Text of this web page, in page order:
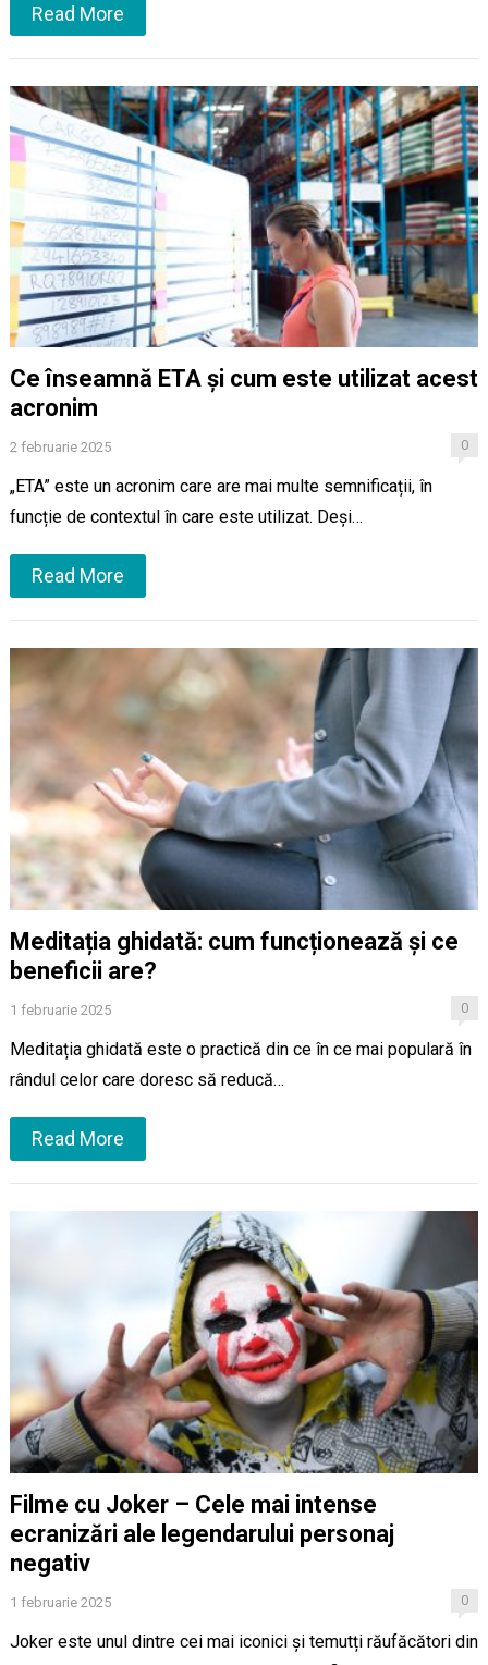
Read More
Ce înseamnă ETA și cum este utilizat acest
acronim
2 februarie 2025 0
„ETA” este un acronim care are mai multe semnificații, în
funcție de contextul în care este utilizat. Deși…
Read More
Meditația ghidată: cum funcționează și ce
beneficii are?
1 februarie 2025 0
Meditația ghidată este o practică din ce în ce mai populară în
rândul celor care doresc să reducă…
Read More
Filme cu Joker – Cele mai intense
ecranizări ale legendarului personaj
negativ
1 februarie 2025 0
Joker este unul dintre cei mai iconici și temutți răufăcători din